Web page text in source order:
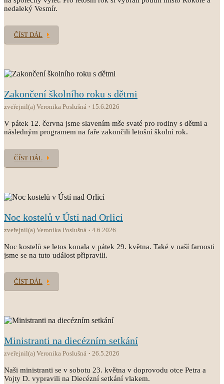
nedaleký Vesmír.
ČÍST DÁL
Zakončení školního roku s dětmi
zveřejnil(a) Veronika Poslušná 15.6.2026
V pátek 12. června jsme slavením mše svaté pro rodiny s dětmi a
následným programem na faře zakončili letošní školní rok.
ČÍST DÁL
Noc kostelů v Ústí nad Orlicí
zveřejnil(a) Veronika Poslušná 4.6.2026
Noc kostelů se letos konala v pátek 29. května. Také v naší farnosti
jsme se na tuto událost připravili.
ČÍST DÁL
Ministranti na diecézním setkání
zveřejnil(a) Veronika Poslušná 26.5.2026
Naši ministranti se v sobotu 23. května v doprovodu otce Petra a
Vojty D. vypravili na Diecézní setkání vlakem.